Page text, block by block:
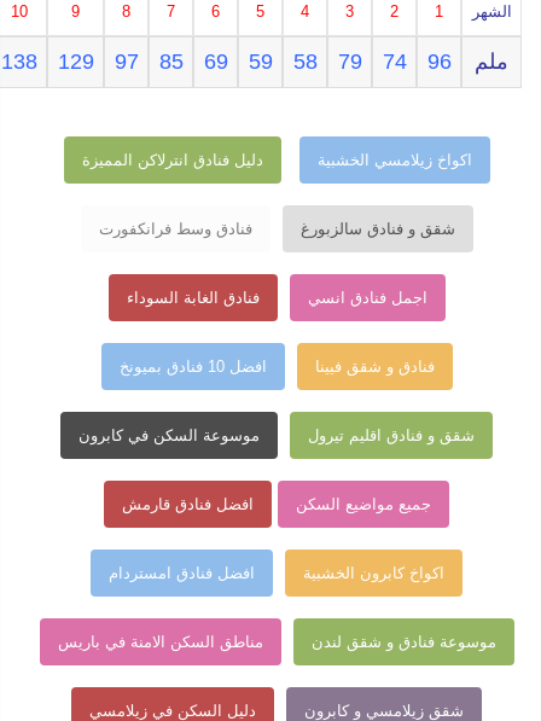
الشهر 1
2
3
4
5
6
7
8
9
10
ملم 96
74
79
58
59
69
85
97
129
138
اكواخ زيلامسي الخشبية دليل فنادق انترلاكن المميزة
شقق و فنادق سالزبورغ فنادق وسط فرانكفورت
اجمل فنادق انسي فنادق الغابة السوداء
فنادق و شقق فيينا افضل 10 فنادق بميونخ
شقق و فنادق اقليم تيرول موسوعة السكن في كابرون
جميع مواضيع السكن افضل فنادق قارمش
اكواخ كابرون الخشبية افضل فنادق امستردام
موسوعة فنادق و شقق لندن مناطق السكن الامنة في باريس
شقق زيلامسي و كابرون دليل السكن في زيلامسي